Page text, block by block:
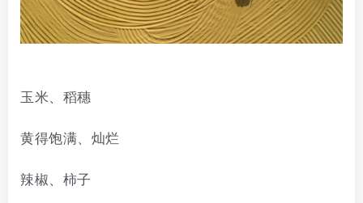
玉米、稻穗
黄得饱满、灿烂
辣椒、柿子